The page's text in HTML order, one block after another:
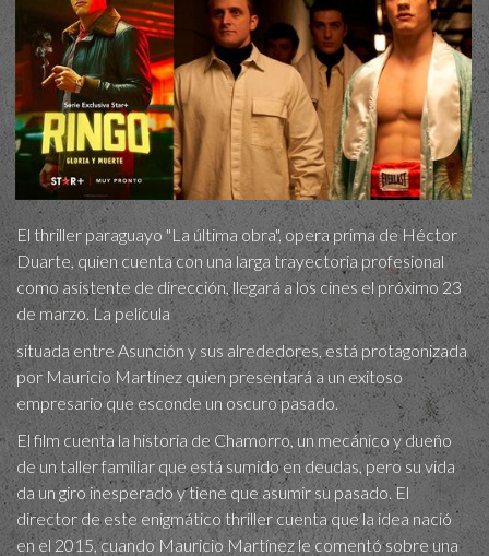
El thriller paraguayo "La última obra", opera prima de Héctor
Duarte, quien cuenta con una larga trayectoria profesional
como asistente de dirección, llegará a los cines el próximo 23
de marzo. La película
situada entre Asunción y sus alrededores, está protagonizada
por Mauricio Martínez quien presentará a un exitoso
empresario que esconde un oscuro pasado.
El film cuenta la historia de Chamorro, un mecánico y dueño
de un taller familiar que está sumido en deudas, pero su vida
da un giro inesperado y tiene que asumir su pasado. El
director de este enigmático thriller cuenta que la idea nació
en el 2015, cuando Mauricio Martínez le comentó sobre una